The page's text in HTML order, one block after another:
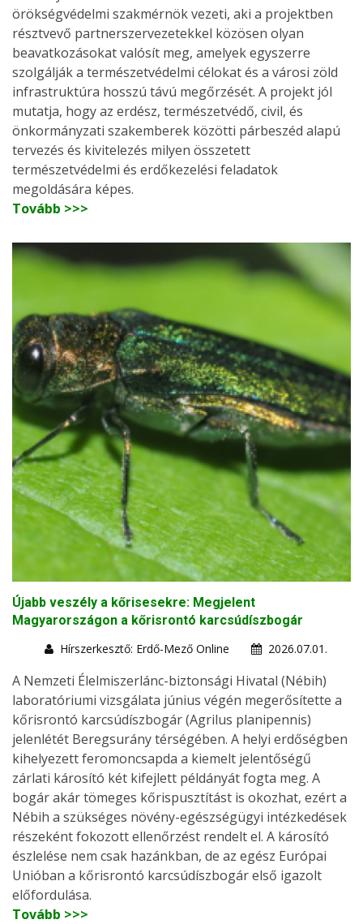
örökségvédelmi szakmérnök vezeti, aki a projektben
résztvevő partnerszervezetekkel közösen olyan
beavatkozásokat valósít meg, amelyek egyszerre
szolgálják a természetvédelmi célokat és a városi zöld
infrastruktúra hosszú távú megőrzését. A projekt jól
mutatja, hogy az erdész, természetvédő, civil, és
önkormányzati szakemberek közötti párbeszéd alapú
tervezés és kivitelezés milyen összetett
természetvédelmi és erdőkezelési feladatok
megoldására képes.
Tovább >>>
Újabb veszély a kőrisesekre: Megjelent
Magyarországon a kőrisrontó karcsúdíszbogár
Hírszerkesztő: Erdő-Mező Online
2026.07.01.
A Nemzeti Élelmiszerlánc-biztonsági Hivatal (Nébih)
laboratóriumi vizsgálata június végén megerősítette a
kőrisrontó karcsúdíszbogár (Agrilus planipennis)
jelenlétét Beregsurány térségében. A helyi erdőségben
kihelyezett feromoncsapda a kiemelt jelentőségű
zárlati károsító két kifejlett példányát fogta meg. A
bogár akár tömeges kőrispusztítást is okozhat, ezért a
Nébih a szükséges növény-egészségügyi intézkedések
részeként fokozott ellenőrzést rendelt el. A károsító
észlelése nem csak hazánkban, de az egész Európai
Unióban a kőrisrontó karcsúdíszbogár első igazolt
előfordulása.
Tovább >>>